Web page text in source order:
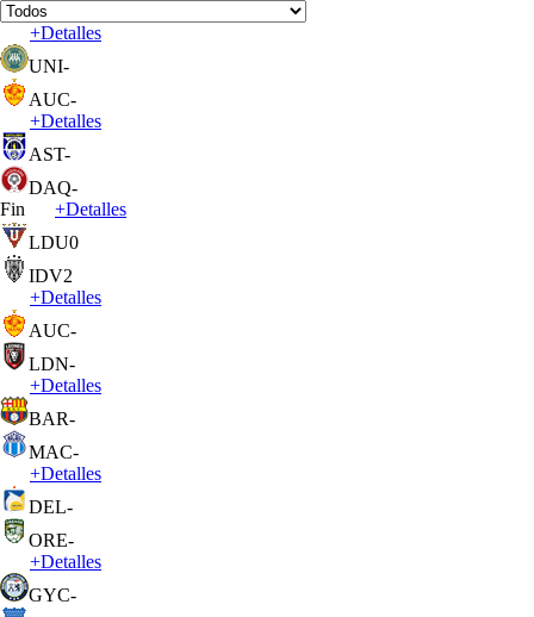
+Detalles
UNI-
AUC-
+Detalles
AST-
DAQ-
Fin
+Detalles
LDU0
IDV2
+Detalles
AUC-
LDN-
+Detalles
BAR-
MAC-
+Detalles
DEL-
ORE-
+Detalles
GYC-